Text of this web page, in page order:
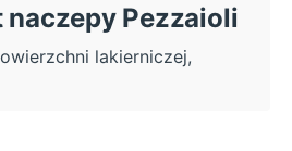
naczepy Pezzaioli
lakierniczej,